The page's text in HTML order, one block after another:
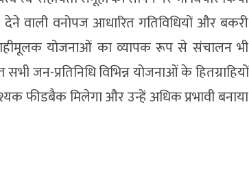
वाली वनोपज आधारित गतिविधियों और बकरी
योजनाओं का व्यापक रूप से संचालन भी
जन-प्रतिनिधि विभिन्न योजनाओं के हितग्राहियों
मिलेगा और उन्हें अधिक प्रभावी बनाया